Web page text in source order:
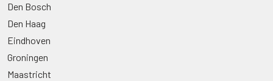
Den Bosch
Den Haag
Eindhoven
Groningen
Maastricht